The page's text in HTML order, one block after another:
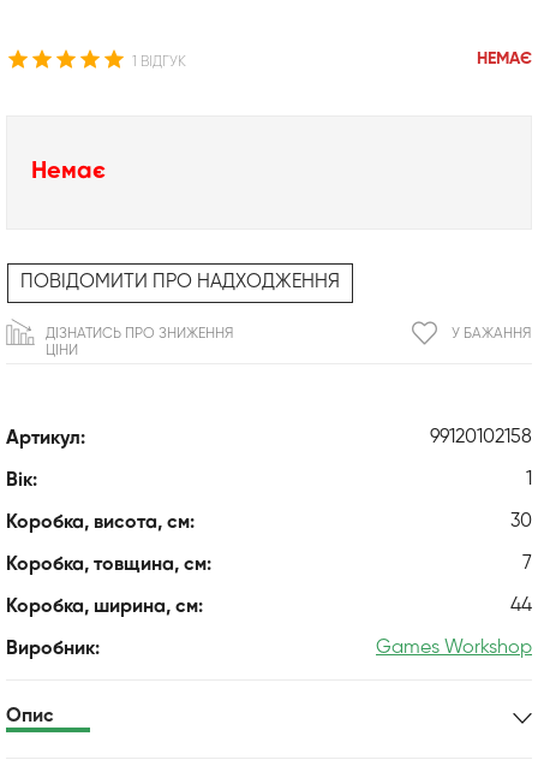
1 ВІДГУК НЕМАЄ
Артикул: 99120102158
Вік: 1
Коробка, висота, см: 30
Коробка, товщина, см: 7
Коробка, ширина, см: 44
Виробник: Games Workshop
Немає
ПОВІДОМИТИ ПРО НАДХОДЖЕННЯ
У БАЖАННЯ
ДІЗНАТИСЬ ПРО ЗНИЖЕННЯ
ЦІНИ
Опис